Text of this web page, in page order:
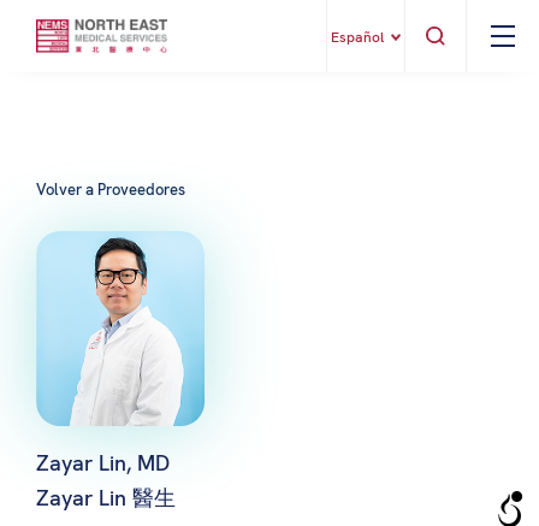
Español
Volver a Proveedores
Zayar Lin, MD
Zayar Lin 醫生